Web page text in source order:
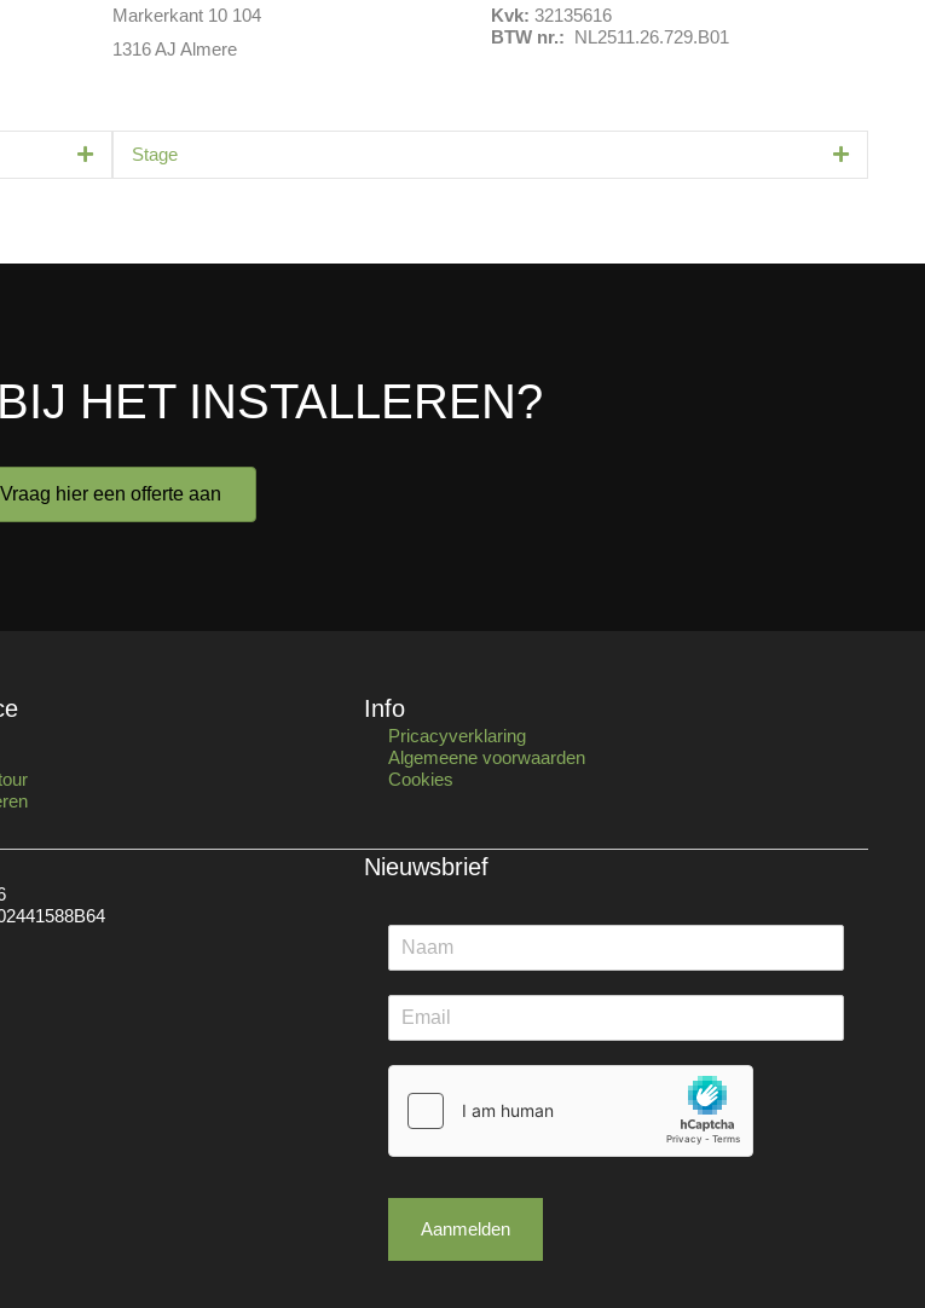
Markerkant 10 104
1316 AJ Almere
Kvk: 32135616
BTW nr.: NL2511.26.729.B01
Uitbreiden
Stage
HET INSTALLEREN?
Vraag hier een offerte aan
Info
Pricacyverklaring
Algemeene voorwaarden
Cookies
Nieuwsbrief
Aanmelden